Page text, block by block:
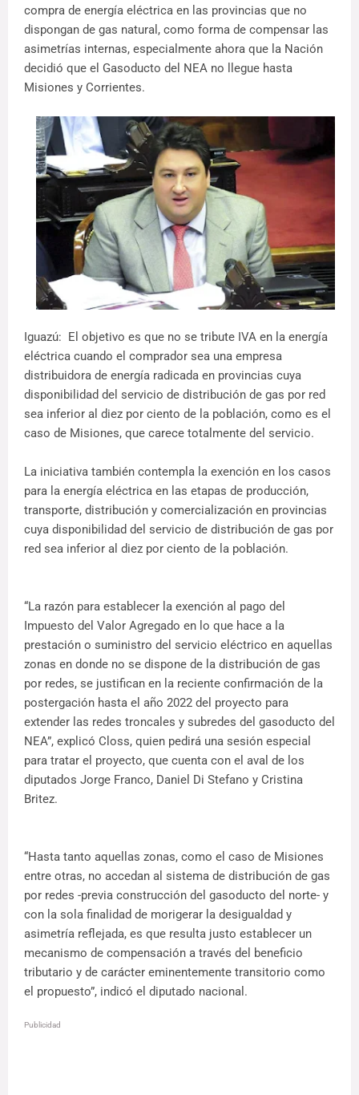
compra de energía eléctrica en las provincias que no
dispongan de gas natural, como forma de compensar las
asimetrías internas, especialmente ahora que la Nación
decidió que el Gasoducto del NEA no llegue hasta
Misiones y Corrientes.
Iguazú: El objetivo es que no se tribute IVA en la energía
eléctrica cuando el comprador sea una empresa
distribuidora de energía radicada en provincias cuya
disponibilidad del servicio de distribución de gas por red
sea inferior al diez por ciento de la población, como es el
caso de Misiones, que carece totalmente del servicio.
La iniciativa también contempla la exención en los casos
para la energía eléctrica en las etapas de producción,
transporte, distribución y comercialización en provincias
cuya disponibilidad del servicio de distribución de gas por
red sea inferior al diez por ciento de la población.
“La razón para establecer la exención al pago del
Impuesto del Valor Agregado en lo que hace a la
prestación o suministro del servicio eléctrico en aquellas
zonas en donde no se dispone de la distribución de gas
por redes, se justifican en la reciente confirmación de la
postergación hasta el año 2022 del proyecto para
extender las redes troncales y subredes del gasoducto del
NEA”, explicó Closs, quien pedirá una sesión especial
para tratar el proyecto, que cuenta con el aval de los
diputados Jorge Franco, Daniel Di Stefano y Cristina
Britez.
“Hasta tanto aquellas zonas, como el caso de Misiones
entre otras, no accedan al sistema de distribución de gas
por redes -previa construcción del gasoducto del norte- y
con la sola finalidad de morigerar la desigualdad y
asimetría reflejada, es que resulta justo establecer un
mecanismo de compensación a través del beneficio
tributario y de carácter eminentemente transitorio como
el propuesto”, indicó el diputado nacional.
Publicidad